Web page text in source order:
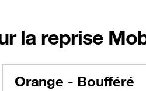
la reprise
Orange - Boufféré